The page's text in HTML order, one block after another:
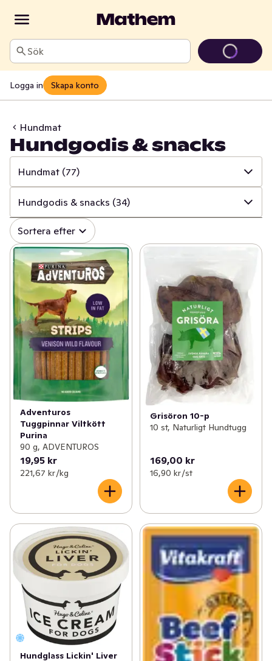
Sök
Logga in Skapa konto
Hundmat
Hundgodis & snacks
Hundmat (77)
✓ Alla (197)
✓ Kattmat (102)
✓ Hundmat (77)
✓ Kattillbehör (5)
✓ Hundtillbehör (5)
✓ Fågelmat (2)
Djurtillbehör (3)
✓ Övrig djurmat (3)
Hundgodis & snacks (34)
✓ Alla (77)
✓ Hundgodis & snacks (34)
Hundmat färskfoder
✓ Hundmat torrfoder (13)
✓ Hundmat våtfoder (16)
Sortera efter
Adventuros
Tuggpinnar Viltkött
Purina
90 g, ADVENTUROS
19,95 kr
221,67 kr /kg
Grisöron 10-p
10 st, Naturligt Hundtugg
169,00 kr
16,90 kr /st
Hundglass Lickin' Liver